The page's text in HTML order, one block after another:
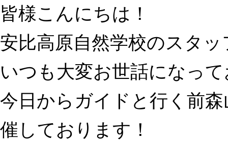
皆様こんにちは！
安比高原自然学校のスタ
いつも大変お世話になっ
今日からガイドと行く前
催しております！